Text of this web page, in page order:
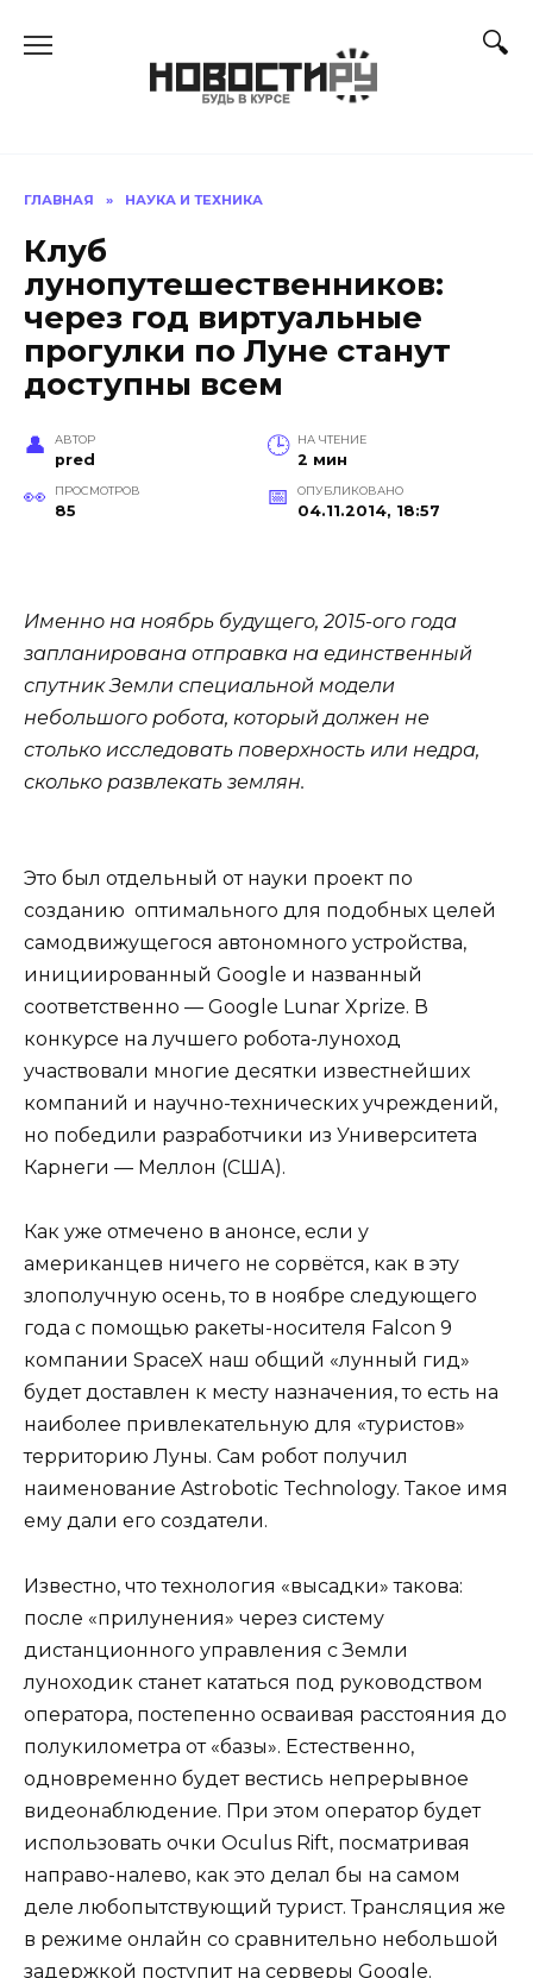
ГЛАВНАЯ » НАУКА И ТЕХНИКА
Клуб
лунопутешественников:
через год виртуальные
прогулки по Луне станут
доступны всем
АВТОР
pred
НА ЧТЕНИЕ
2 мин
ПРОСМОТРОВ
85
ОПУБЛИКОВАНО
04.11.2014, 18:57
Именно на ноябрь будущего, 2015-ого года
запланирована отправка на единственный
спутник Земли специальной модели
небольшого робота, который должен не
столько исследовать поверхность или недра,
сколько развлекать землян.
Это был отдельный от науки проект по
созданию оптимального для подобных целей
самодвижущегося автономного устройства,
инициированный Google и названный
соответственно — Google Lunar Xprize. В
конкурсе на лучшего робота-луноход
участвовали многие десятки известнейших
компаний и научно-технических учреждений,
но победили разработчики из Университета
Карнеги — Меллон (США).
Как уже отмечено в анонсе, если у
американцев ничего не сорвётся, как в эту
злополучную осень, то в ноябре следующего
года с помощью ракеты-носителя Falcon 9
компании SpaceX наш общий «лунный гид»
будет доставлен к месту назначения, то есть на
наиболее привлекательную для «туристов»
территорию Луны. Сам робот получил
наименование Astrobotic Technology. Такое имя
ему дали его создатели.
Известно, что технология «высадки» такова:
после «прилунения» через систему
дистанционного управления с Земли
луноходик станет кататься под руководством
оператора, постепенно осваивая расстояния до
полукилометра от «базы». Естественно,
одновременно будет вестись непрерывное
видеонаблюдение. При этом оператор будет
использовать очки Oculus Rift, посматривая
направо-налево, как это делал бы на самом
деле любопытствующий турист. Трансляция же
в режиме онлайн со сравнительно небольшой
задержкой поступит на серверы Google.